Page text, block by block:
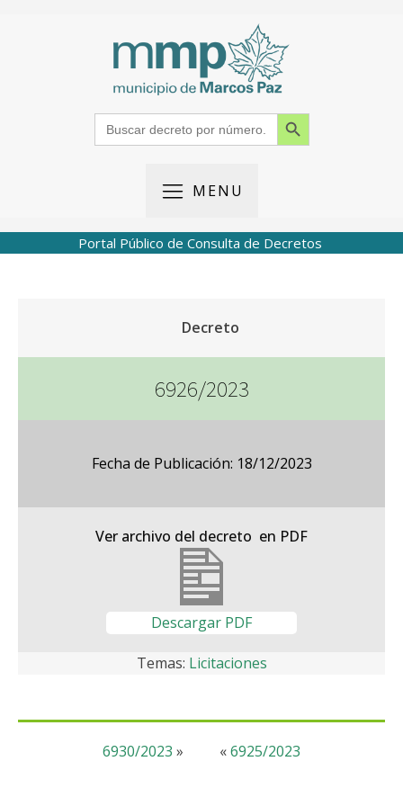
Search
for:
Search Button
MENU
Portal Público de Consulta de Decretos
Decreto
6926/2023
Fecha de Publicación: 18/12/2023
Ver archivo del decreto en PDF
Descargar PDF
Temas: Licitaciones
«6925/2023
6930/2023 »